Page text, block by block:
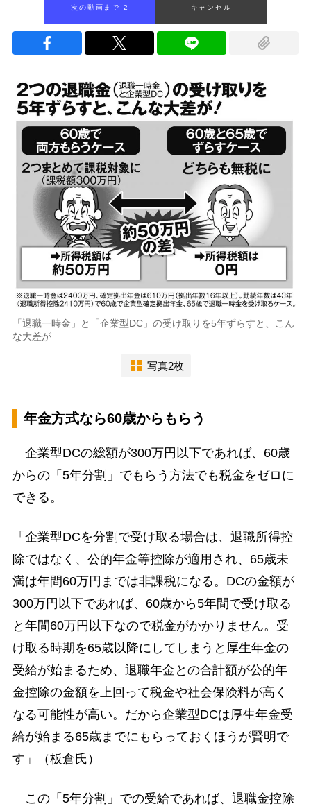
次の動画まで 1 キャンセル
「退職一時金」と「企業型DC」の受け取りを5年ずらすと、こん
な大差が
写真2枚
年金方式なら60歳からもらう
企業型DCの総額が300万円以下であれば、60歳
からの「5年分割」でもらう方法でも税金をゼロに
できる。
「企業型DCを分割で受け取る場合は、退職所得控
除ではなく、公的年金等控除が適用され、65歳未
満は年間60万円までは非課税になる。DCの金額が
300万円以下であれば、60歳から5年間で受け取る
と年間60万円以下なので税金がかかりません。受
け取る時期を65歳以降にしてしまうと厚生年金の
受給が始まるため、退職年金との合計額が公的年
金控除の金額を上回って税金や社会保険料が高く
なる可能性が高い。だから企業型DCは厚生年金受
給が始まる65歳までにもらっておくほうが賢明で
す」（板倉氏）
この「5年分割」での受給であれば、退職金控除